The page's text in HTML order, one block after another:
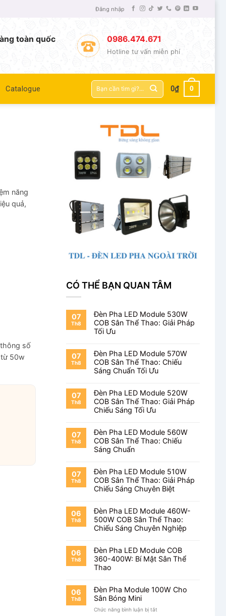
Đăng nhập
toàn quốc 0986.474.671
Hotline tư vấn miễn phí
Catalogue
Tìm
kiếm:
0₫ 0
năng
quả,
số
50w
CÓ THỂ BẠN QUAN TÂM
07
Th8
Đèn Pha LED Module 530W
COB Sân Thể Thao: Giải Pháp
Tối Ưu
07
Th8
Đèn Pha LED Module 570W
COB Sân Thể Thao: Chiếu
Sáng Chuẩn Tối Ưu
07
Th8
Đèn Pha LED Module 520W
COB Sân Thể Thao: Giải Pháp
Chiếu Sáng Tối Ưu
07
Th8
Đèn Pha LED Module 560W
COB Sân Thể Thao: Chiếu
Sáng Chuẩn
07
Th8
Đèn Pha LED Module 510W
COB Sân Thể Thao: Giải Pháp
Chiếu Sáng Chuyên Biệt
06
Th8
Đèn Pha LED Module 460W-
500W COB Sân Thể Thao:
Chiếu Sáng Chuyên Nghiệp
06
Th8
Đèn Pha LED Module COB
360-400W: Bí Mật Sân Thể
Thao
06
Th8
Đèn Pha Module 100W Cho
Sân Bóng Mini
Chức năng bình luận bị tắt